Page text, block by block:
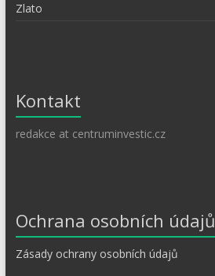
Zlato
Kontakt
redakce at centruminvestic.cz
Ochrana osobních údajů
Zásady ochrany osobních údajů